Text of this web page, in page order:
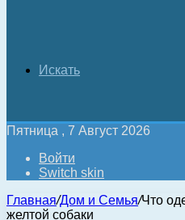
Искать
Пятница , 7 Август 2026
Войти
Switch skin
Главная/Дом и Семья/Что
желтой собаки